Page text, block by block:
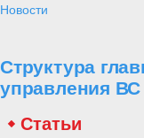
Новости
Структура
управления
Статьи